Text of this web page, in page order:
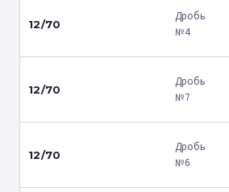
12/70
Дробь
№4
12/70
Дробь
№7
12/70
Дробь
№6